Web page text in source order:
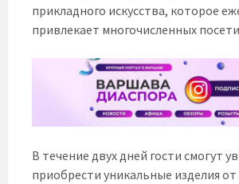
прикладного искусства, которое
привлекает многочисленных
В течение двух дней гости смогут
приобрести уникальные изделия